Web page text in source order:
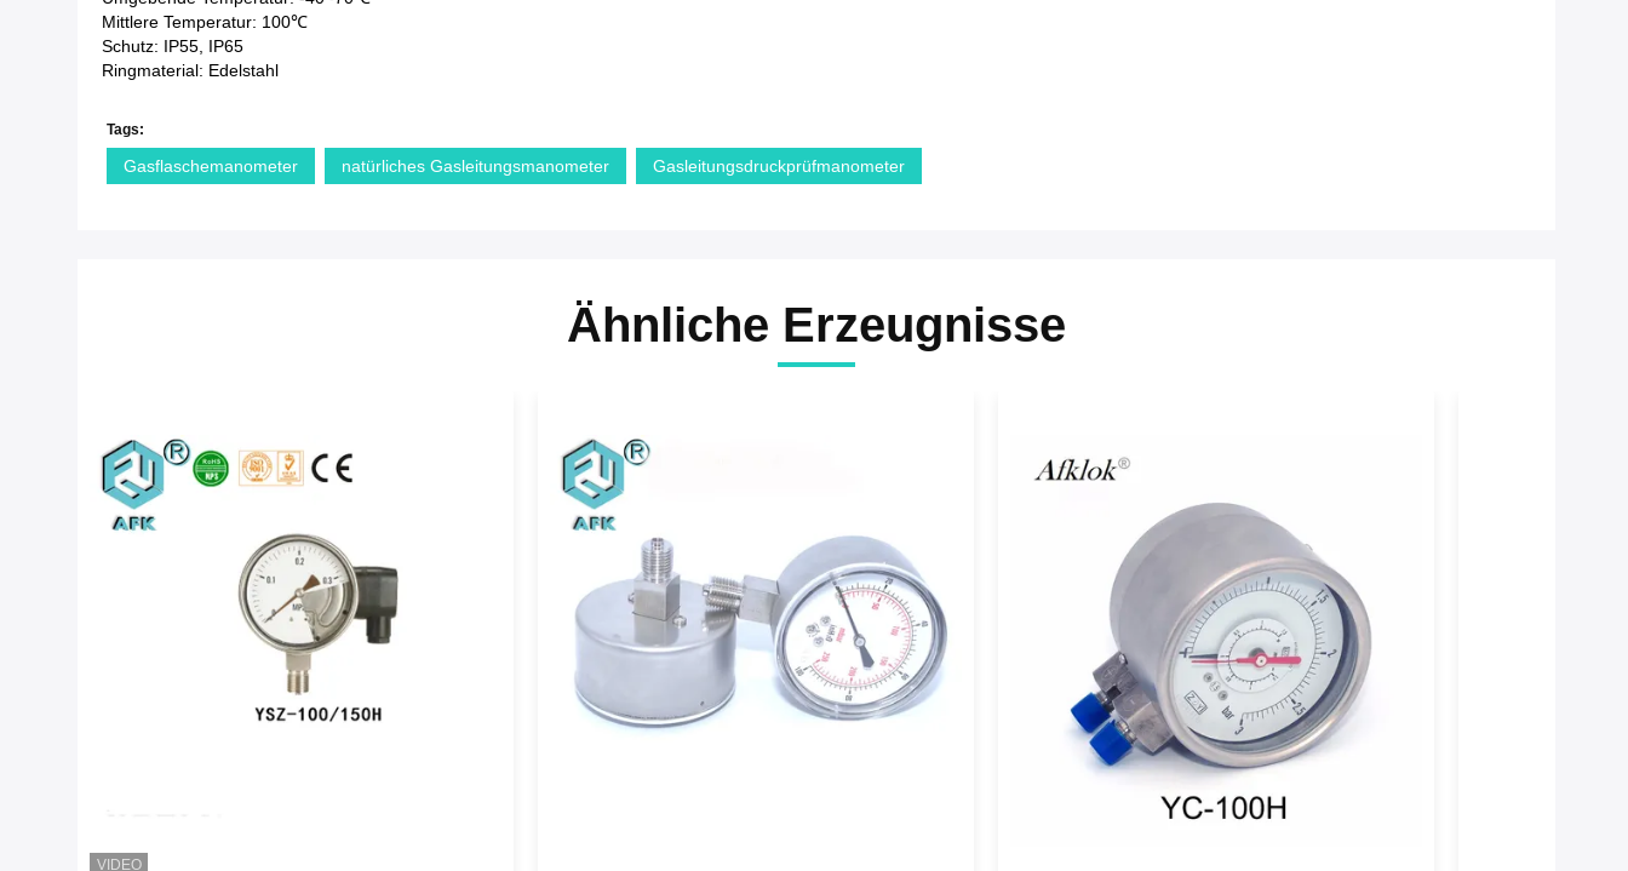
Mittlere Temperatur: 100℃
Schutz: IP55, IP65
Ringmaterial: Edelstahl
Tags:
Gasflaschemanometer natürliches Gasleitungsmanometer Gasleitungsdruckprüfmanometer
Ähnliche Erzeugnisse
VIDEO